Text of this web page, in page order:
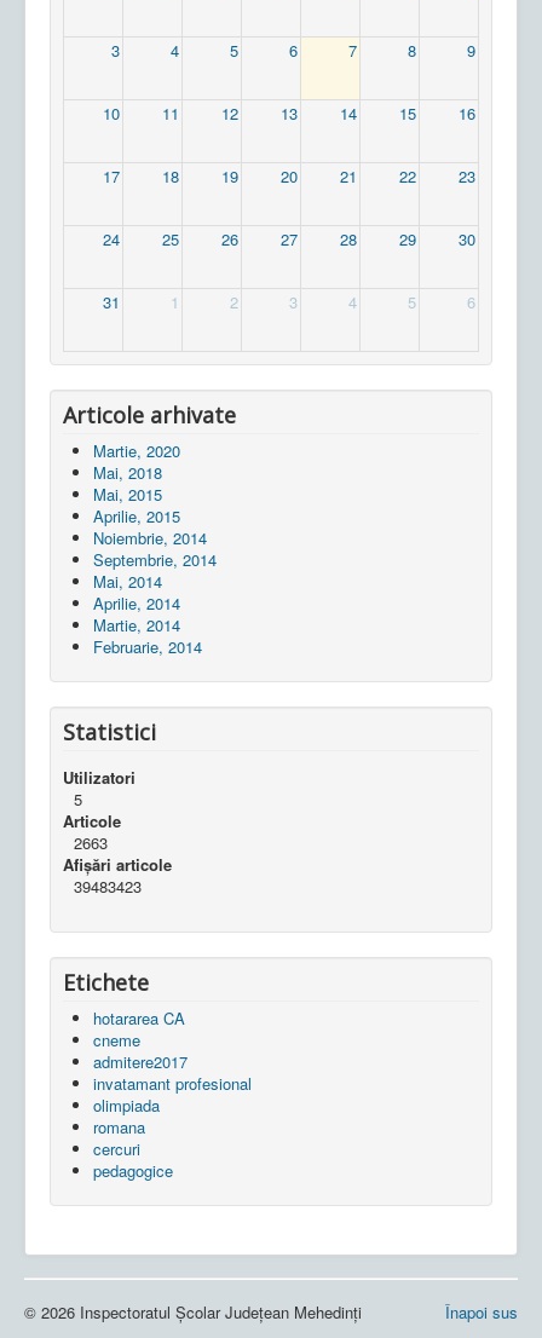
3 4 5 6 7 8 9
10 11 12 13 14 15 16
17 18 19 20 21 22 23
24 25 26 27 28 29 30
31 1 2 3 4 5 6
Articole arhivate
Martie, 2020
Mai, 2018
Mai, 2015
Aprilie, 2015
Noiembrie, 2014
Septembrie, 2014
Mai, 2014
Aprilie, 2014
Martie, 2014
Februarie, 2014
Statistici
Utilizatori
5
Articole
2663
Afișări articole
39483423
Etichete
hotararea CA
cneme
admitere2017
invatamant profesional
olimpiada
romana
cercuri
pedagogice
Înapoi sus
© 2026 Inspectoratul Școlar Județean Mehedinți